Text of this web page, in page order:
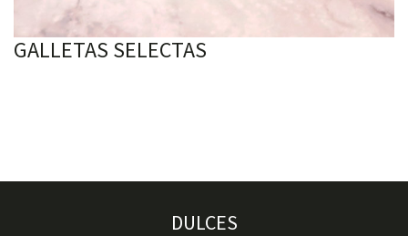
GALLETAS SELECTAS
DULCES